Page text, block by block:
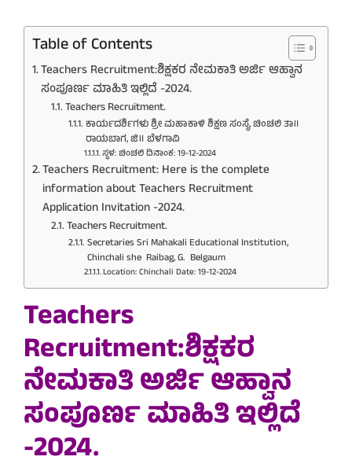
Table of Contents
Teachers Recruitment:ಶಿಕ್ಷಕರ ನೇಮಕಾತಿ ಅರ್ಜಿ ಆಹ್ವಾನ
ಸಂಪೂರ್ಣ ಮಾಹಿತಿ ಇಲ್ಲಿದೆ -2024.
Teachers Recruitment.
ಕಾರ್ಯದರ್ಶಿಗಳು ಶ್ರೀ ಮಹಾಕಾಳಿ ಶಿಕ್ಷಣ ಸಂಸ್ಥೆ, ಚಿಂಚಲಿ ತಾ॥
ರಾಯಬಾಗ, ಜಿ॥ ಬೆಳಗಾವಿ
ಸ್ಥಳ: ಚಿಂಚಲಿ ದಿನಾಂಕ: 19-12-2024
Teachers Recruitment: Here is the complete
information about Teachers Recruitment
Application Invitation -2024.
Teachers Recruitment.
Secretaries Sri Mahakali Educational Institution,
Chinchali she Raibag, G. Belgaum
Location: Chinchali Date: 19-12-2024
Teachers
Recruitment:ಶಿಕ್ಷಕರ
ನೇಮಕಾತಿ ಅರ್ಜಿ ಆಹ್ವಾನ
ಸಂಪೂರ್ಣ ಮಾಹಿತಿ ಇಲ್ಲಿದೆ
-2024.